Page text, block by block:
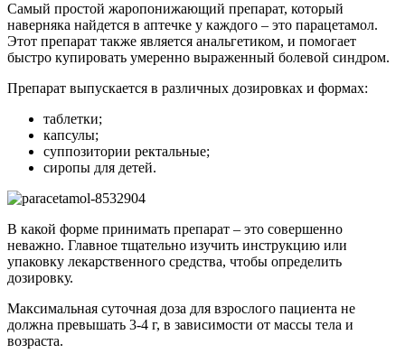
Самый простой жаропонижающий препарат, который
наверняка найдется в аптечке у каждого – это парацетамол.
Этот препарат также является анальгетиком, и помогает
быстро купировать умеренно выраженный болевой синдром.
Препарат выпускается в различных дозировках и формах:
таблетки;
капсулы;
суппозитории ректальные;
сиропы для детей.
В какой форме принимать препарат – это совершенно
неважно. Главное тщательно изучить инструкцию или
упаковку лекарственного средства, чтобы определить
дозировку.
Максимальная суточная доза для взрослого пациента не
должна превышать 3-4 г, в зависимости от массы тела и
возраста.